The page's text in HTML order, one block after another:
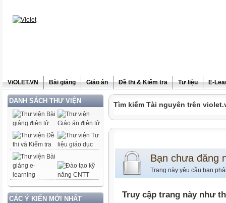
ViOLET.VN Bài giảng Giáo án Đề thi & Kiểm tra Tư liệu E-
DANH SÁCH THƯ VIỆN
CÁC Ý KIẾN MỚI NHẤT
Tìm kiếm Tài nguyên trên
Bạn chưa đăng
Trang này yêu cầu bạn
Truy cập trang này như